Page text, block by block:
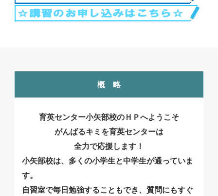
概 略
育英センター小矢部校のＨＰへようこそ
がんばるキミを育英センターは
全力で応援します！
小矢部校は、多くの小学生と中学生が通っていま
す。
自習室で毎日勉強することもでき、質問にもすぐ